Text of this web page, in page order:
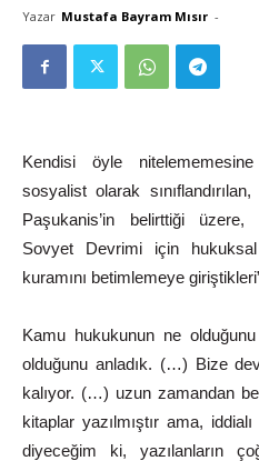
Yazar Mustafa Bayram Mısır -
Kendisi öyle
sosyalist olarak
Paşukanis’in belirttiği
Sovyet Devrimi için hukuksal
kuramını betimlemeye
Kamu hukukunun ne
olduğunu anladık. (…) Bize
kalıyor. (…) uzun zamandan
kitaplar yazılmıştır ama, iddialı
diyeceğim
ki, yazılanların